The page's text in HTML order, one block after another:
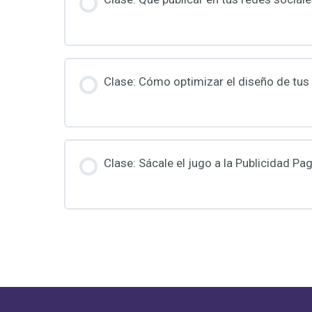
Clase: Cómo optimizar el diseño de
Clase: Sácale el jugo a la Publicidad